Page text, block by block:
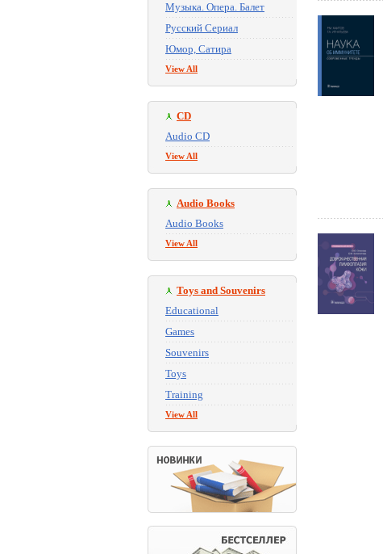
Музыка. Опера. Балет
Русский Сериал
Юмор, Сатира
View All
CD
Audio CD
View All
Audio Books
Audio Books
View All
Toys and Souvenirs
Educational
Games
Souvenirs
Toys
Training
View All